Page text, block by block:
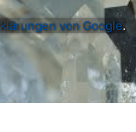
von Google.